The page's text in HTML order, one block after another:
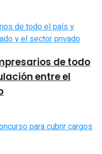
de todo
entre el